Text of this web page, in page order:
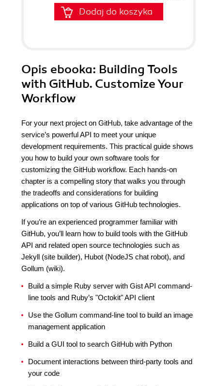
Dodaj do koszyka
Opis ebooka: Building Tools
with GitHub. Customize Your
Workflow
For your next project on GitHub, take advantage of the
service’s powerful API to meet your unique
development requirements. This practical guide shows
you how to build your own software tools for
customizing the GitHub workflow. Each hands-on
chapter is a compelling story that walks you through
the tradeoffs and considerations for building
applications on top of various GitHub technologies.
If you’re an experienced programmer familiar with
GitHub, you’ll learn how to build tools with the GitHub
API and related open source technologies such as
Jekyll (site builder), Hubot (NodeJS chat robot), and
Gollum (wiki).
Build a simple Ruby server with Gist API command-
line tools and Ruby’s "Octokit" API client
Use the Gollum command-line tool to build an image
management application
Build a GUI tool to search GitHub with Python
Document interactions between third-party tools and
your code